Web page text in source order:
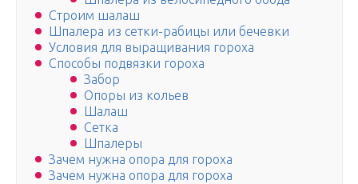
Строим шалаш
Шпалера из сетки-рабицы или бечевки
Условия для выращивания гороха
Способы подвязки гороха
Забор
Опоры из кольев
Шалаш
Сетка
Шпалеры
Зачем нужна опора для гороха
Зачем нужна опора для гороха